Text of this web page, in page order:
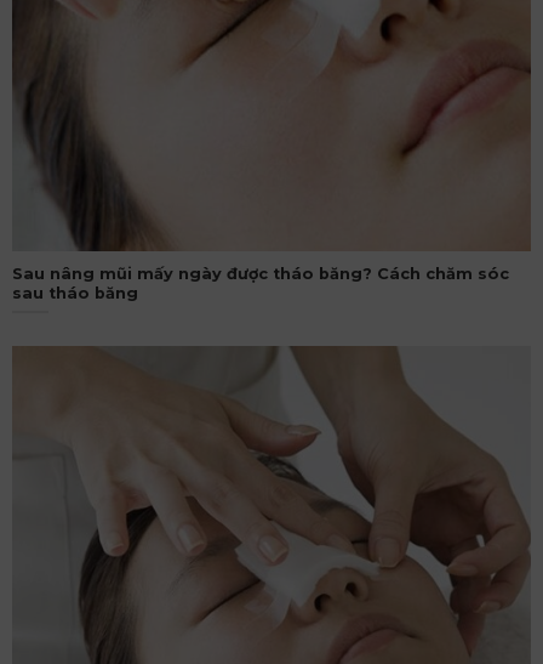
Sau nâng mũi mấy ngày được tháo băng? Cách chăm sóc
sau tháo băng